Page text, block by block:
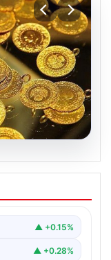
Altın
▲ +0.15%
▲ +0.28%